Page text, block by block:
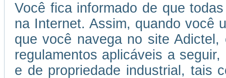
Você fica informado de que
na Internet. Assim, quando você
que você navega no site
regulamentos aplicáveis a
e de propriedade industrial, tais